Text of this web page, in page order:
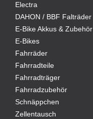
Electra
DAHON / BBF Falträder
E-Bike Akkus & Zubehör
E-Bikes
Fahrräder
Fahrradteile
Fahrradträger
Fahrradzubehör
Schnäppchen
Zellentausch